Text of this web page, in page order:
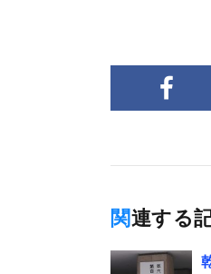
関連する